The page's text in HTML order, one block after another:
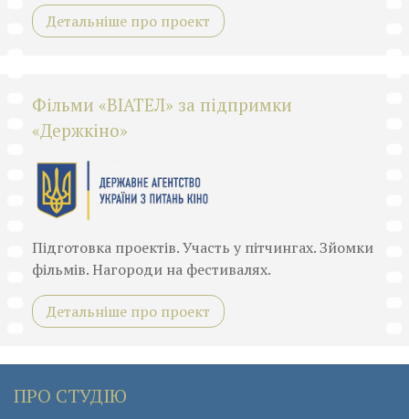
Детальніше про проект
Фільми «ВІАТЕЛ» за підпримки
«Держкіно»
Підготовка проектів. Участь у пітчингах. Зйомки
фільмів. Нагороди на фестивалях.
Детальніше про проект
ПРО СТУДІЮ